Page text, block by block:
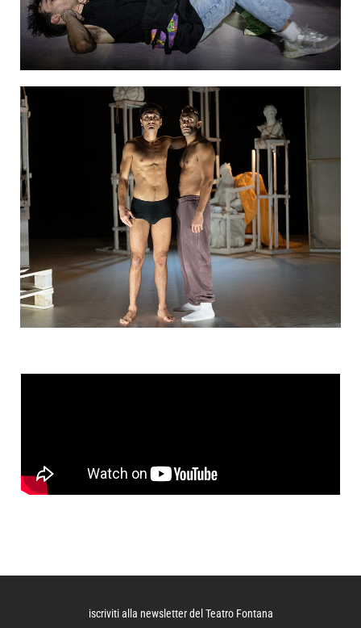
iscriviti alla newsletter del Teatro Fontana